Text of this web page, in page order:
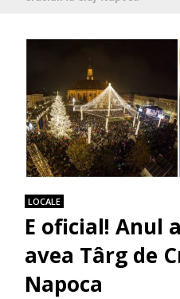
LOCALE
E oficial! Anul
avea Târg de
Napoca